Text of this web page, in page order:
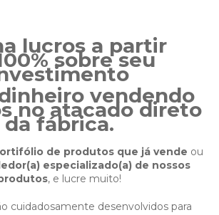
lucros a partir
sobre seu
vendendo
no atacado direto
da fábrica.
de produtos que já vende ou
especializado(a) de nossos
, e lucre muito!
cuidadosamente desenvolvidos para